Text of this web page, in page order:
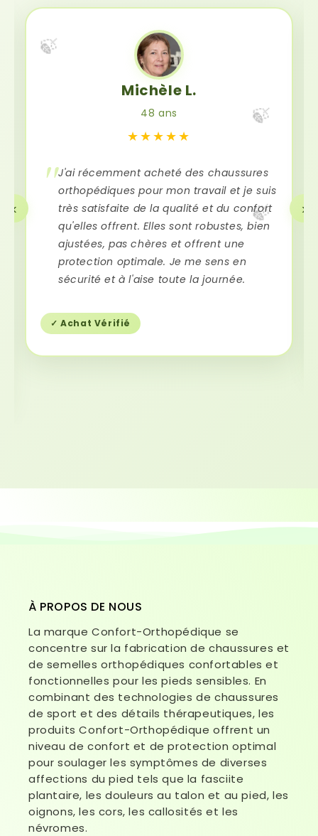
🍃
🍃
🍃
Michèle L.
48 ans
★★★★★
J'ai récemment acheté des chaussures
orthopédiques pour mon travail et je suis
très satisfaite de la qualité et du confort
qu'elles offrent. Elles sont robustes, bien
ajustées, pas chères et offrent une
protection optimale. Je me sens en
sécurité et à l'aise toute la journée.
✓ Achat Vérifié
‹ ›
À PROPOS DE NOUS
La marque Confort-Orthopédique se
concentre sur la fabrication de chaussures et
de semelles orthopédiques confortables et
fonctionnelles pour les pieds sensibles. En
combinant des technologies de chaussures
de sport et des détails thérapeutiques, les
produits Confort-Orthopédique offrent un
niveau de confort et de protection optimal
pour soulager les symptômes de diverses
affections du pied tels que la fasciite
plantaire, les douleurs au talon et au pied, les
oignons, les cors, les callosités et les
névromes.